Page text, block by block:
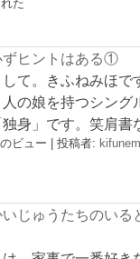
た
ずヒントはある①
て。きふねみほで
の娘を持つシング
身」です。笑肩書
ビュー |投稿者:
じゅうたちのいる